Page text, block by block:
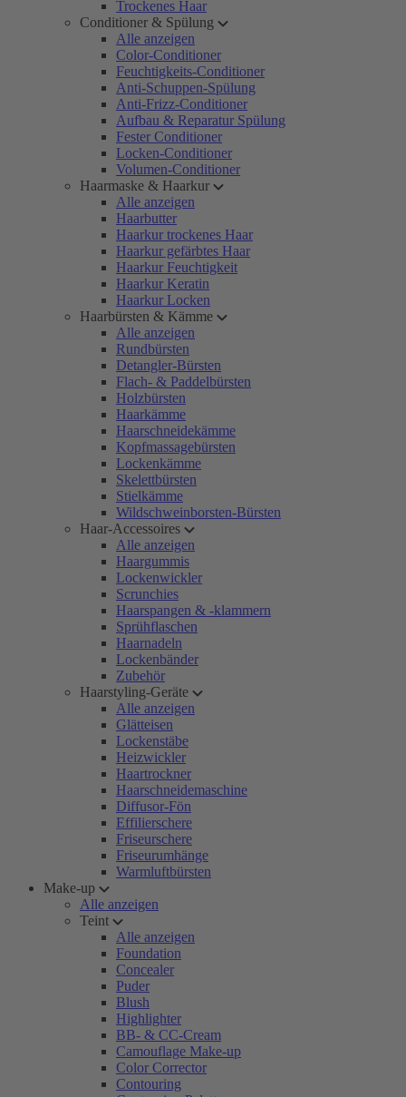
Trockenes Haar
Conditioner & Spülung
Alle anzeigen
Color-Conditioner
Feuchtigkeits-Conditioner
Anti-Schuppen-Spülung
Anti-Frizz-Conditioner
Aufbau & Reparatur Spülung
Fester Conditioner
Locken-Conditioner
Volumen-Conditioner
Haarmaske & Haarkur
Alle anzeigen
Haarbutter
Haarkur trockenes Haar
Haarkur gefärbtes Haar
Haarkur Feuchtigkeit
Haarkur Keratin
Haarkur Locken
Haarbürsten & Kämme
Alle anzeigen
Rundbürsten
Detangler-Bürsten
Flach- & Paddelbürsten
Holzbürsten
Haarkämme
Haarschneidekämme
Kopfmassagebürsten
Lockenkämme
Skelettbürsten
Stielkämme
Wildschweinborsten-Bürsten
Haar-Accessoires
Alle anzeigen
Haargummis
Lockenwickler
Scrunchies
Haarspangen & -klammern
Sprühflaschen
Haarnadeln
Lockenbänder
Zubehör
Haarstyling-Geräte
Alle anzeigen
Glätteisen
Lockenstäbe
Heizwickler
Haartrockner
Haarschneidemaschine
Diffusor-Fön
Effilierschere
Friseurschere
Friseurumhänge
Warmluftbürsten
Make-up
Alle anzeigen
Teint
Alle anzeigen
Foundation
Concealer
Puder
Blush
Highlighter
BB- & CC-Cream
Camouflage Make-up
Color Corrector
Contouring